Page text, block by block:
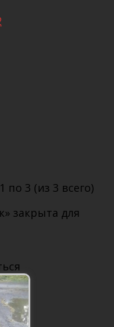
3 (из 3 всего)
закрыта для